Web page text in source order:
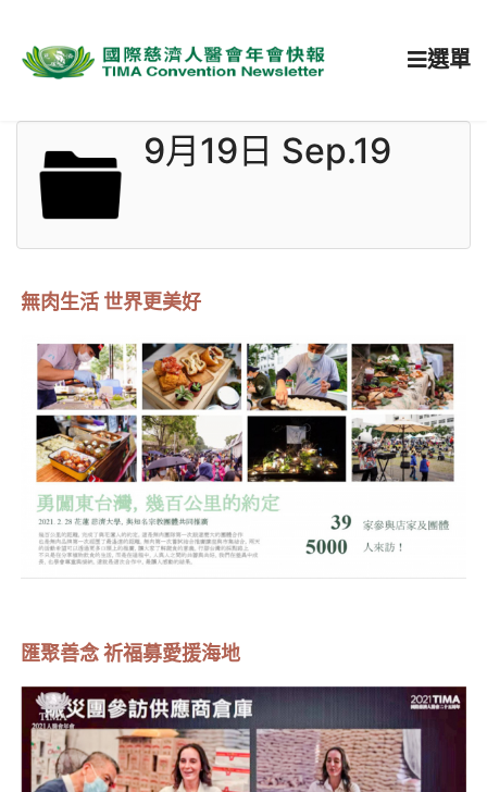
選單
9月19日 Sep.19
無肉生活 世界更美好
匯聚善念 祈福募愛援海地